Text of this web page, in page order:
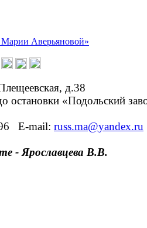
Аверьяновой»
д.38
остановки «Подольский
E-mail: russ.ma@yandex.ru
- Ярославцева В.В.